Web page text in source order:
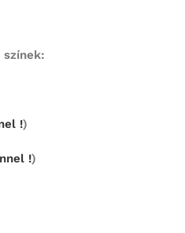
színek:
!)
!)